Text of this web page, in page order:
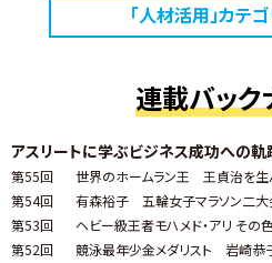
「人材活用」カテ
連載バック
アスリートに学ぶビジネス成功への軌
第55回 世界のホームラン王 王貞治を生
第54回
有森裕子 五輪女子マラソン二大
第53回
ヘビー級王者モハメド・アリ その
第52回
競泳最年少金メダリスト 岩崎恭子